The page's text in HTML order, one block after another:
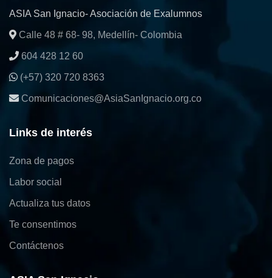
ASIA San Ignacio- Asociación de Exalumnos
Calle 48 # 68- 98, Medellín- Colombia
604 428 12 60
(+57) 320 720 8363
Comunicaciones@AsiaSanIgnacio.org.co
Links de interés
Zona de pagos
Labor social
Actualiza tus datos
Te consentimos
Contáctenos